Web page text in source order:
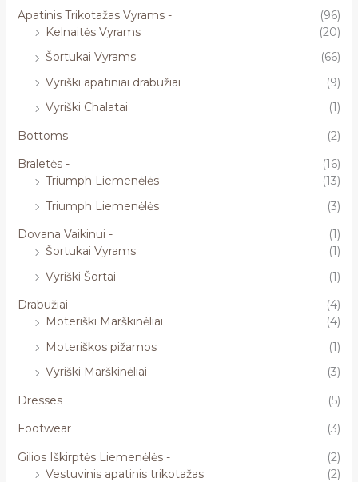
Apatinis Trikotažas Vyrams -
(96)
Kelnaitės Vyrams
(20)
Šortukai Vyrams
(66)
Vyriški apatiniai drabužiai
(9)
Vyriški Chalatai
(1)
Bottoms
(2)
Braletės -
(16)
Triumph Liemenėlės
(13)
Triumph Liemenėlės
(3)
Dovana Vaikinui -
(1)
Šortukai Vyrams
(1)
Vyriški Šortai
(1)
Drabužiai -
(4)
Moteriški Marškinėliai
(4)
Moteriškos pižamos
(1)
Vyriški Marškinėliai
(3)
Dresses
(5)
Footwear
(3)
Gilios Iškirptės Liemenėlės -
(2)
Vestuvinis apatinis trikotažas
(2)